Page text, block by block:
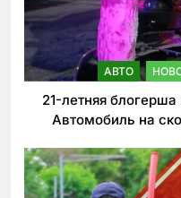
АВТО
21-летняя
Автомобиль на